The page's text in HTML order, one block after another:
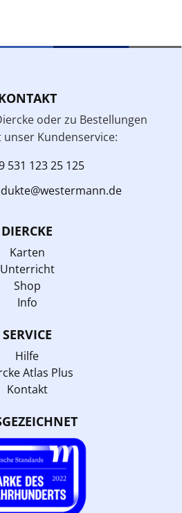
oder zu Bestellungen
Kundenservice:
531 123 25 125
DIERCKE
Karten
Unterricht
Shop
Info
SERVICE
Hilfe
Atlas Plus
Kontakt